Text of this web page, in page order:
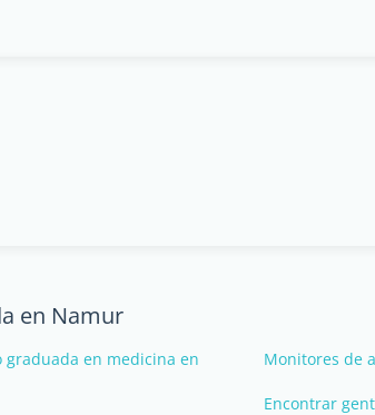
en Namur
graduada en medicina en Monitores de
Encontrar